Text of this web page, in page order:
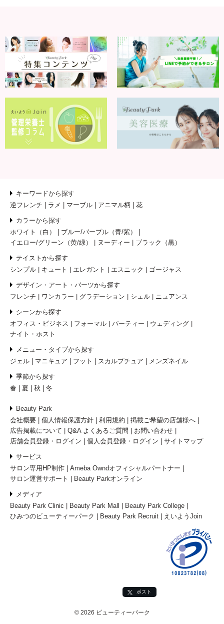
キーワードから探す
逆フレンチ
ラメ マーブル アニマル柄 花
カラーから探す
ホワイト（白）
ブルー/パープル（青/紫）
イエロー/グリーン（黄/緑）
ヌーディー ブラック（黒）
テイストから探す
シンプル
キュート エレガント エスニック ゴージャス
デザイン・アート・パーツから探す
フレンチ
ワンカラー グラデーション シェル ニュアンス
シーンから探す
オフィス・ビジネス
フォーマル パーティー
ウェディング
ナイト・ホスト
メニュー・タイプから探す
ジェル
マニキュア フット スカルプチュア メンズネイル
季節から探す
春
夏 秋 冬
Beauty Park
会社概要
個人情報保護方針 利用規約
掲載ご希望の店舗様へ
広告掲載について
Q&A よくあるご質問
お問い合わせ
店舗会員登録・ログイン
個人会員登録・ログイン サイトマップ
サービス
サロン専用HP制作
Ameba Owndオフィシャルパートナー
サロン運営サポート
Beauty Parkオンライン
メディア
Beauty Park Clinic
Beauty Park Mall
Beauty Park College
ひみつのビューティーパーク
Beauty Park Recruit えいようJoin
ポスト
© 2026 ビューティーパーク